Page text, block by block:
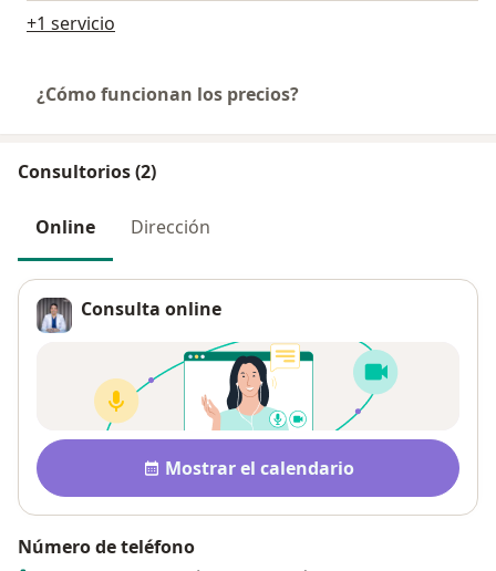
+1 servicio
¿Cómo funcionan los precios?
Consultorios (2)
Online Dirección
Consulta online
Disponibilidad
Mostrar el calendario
Número de teléfono